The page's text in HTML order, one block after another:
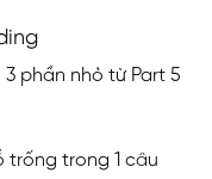
phần nhỏ từ Part 5
trống trong 1 câu